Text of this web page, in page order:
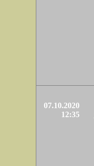
07.10.2020
12:35